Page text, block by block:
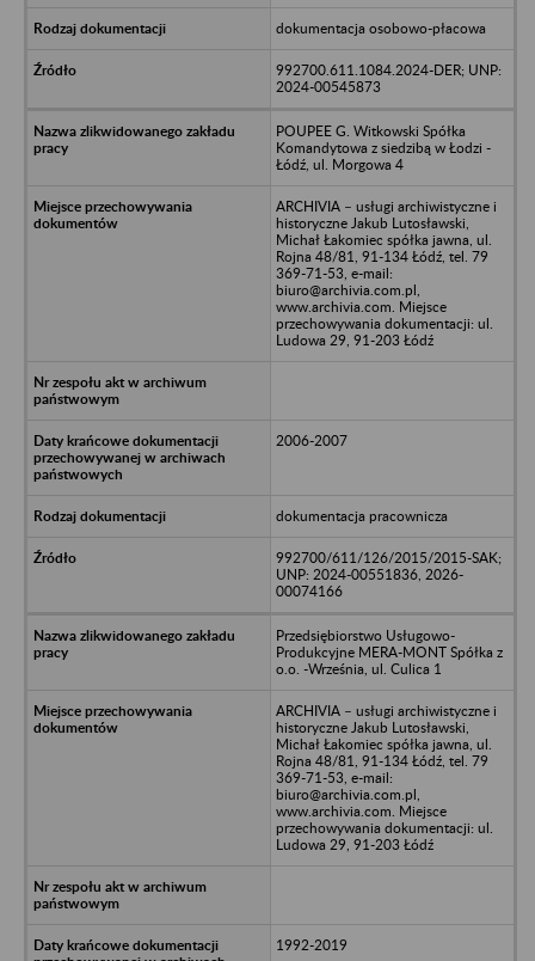
dokumentacja osobowo-płacowa
992700.611.1084.2024-DER; UNP:
2024-00545873
POUPEE G. Witkowski Spółka
Komandytowa z siedzibą w Łodzi -
Łódź, ul. Morgowa 4
ARCHIVIA – usługi archiwistyczne i
historyczne Jakub Lutosławski,
Michał Łakomiec spółka jawna, ul.
Rojna 48/81, 91-134 Łódź, tel. 79
369-71-53, e-mail:
biuro@archivia.com.pl,
www.archivia.com. Miejsce
przechowywania dokumentacji: ul.
Ludowa 29, 91-203 Łódź
2006-2007
dokumentacja pracownicza
992700/611/126/2015/2015-SAK;
UNP: 2024-00551836, 2026-
00074166
Przedsiębiorstwo Usługowo-
Produkcyjne MERA-MONT Spółka z
o.o. -Września, ul. Culica 1
ARCHIVIA – usługi archiwistyczne i
historyczne Jakub Lutosławski,
Michał Łakomiec spółka jawna, ul.
Rojna 48/81, 91-134 Łódź, tel. 79
369-71-53, e-mail:
biuro@archivia.com.pl,
www.archivia.com. Miejsce
przechowywania dokumentacji: ul.
Ludowa 29, 91-203 Łódź
1992-2019